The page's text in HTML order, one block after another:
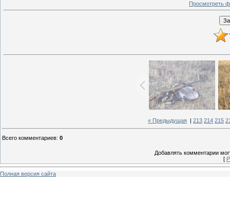
Просмотреть
« Предыдущая 213 214 215
Всего комментариев: 0
Добавлять комментарии
[
Полная версия сайта